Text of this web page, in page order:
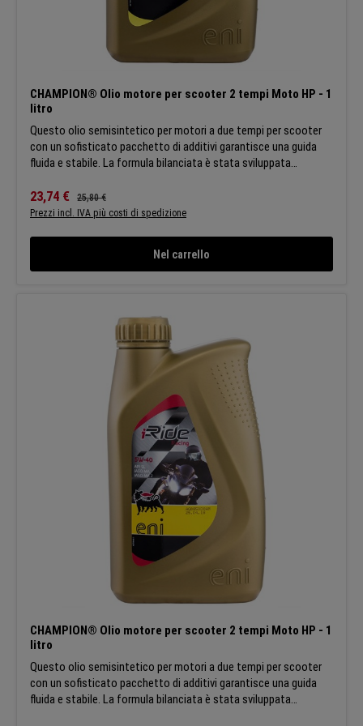
CHAMPION® Olio motore per scooter 2 tempi Moto HP - 1
litro
Questo olio semisintetico per motori a due tempi per scooter
con un sofisticato pacchetto di additivi garantisce una guida
fluida e stabile. La formula bilanciata è stata sviluppata
comfort di guida ottimale. APPLICAZIONI:Questo lubrificante è
stato sviluppato per i motori degli scooter a due tempi. Segui le
proprietà protettive dell'olio SPECIFICHE:API TC ISO L-EGD
JASO FC JASO FD Champion si riserva il diritto di modificare le
Prezzo di vendita:
23,74 € Prezzo normale:
25,80 €
Prezzi incl. IVA più costi di spedizione
Nel carrello
CHAMPION® Olio motore per scooter 2 tempi Moto HP - 1
litro
Questo olio semisintetico per motori a due tempi per scooter
con un sofisticato pacchetto di additivi garantisce una guida
fluida e stabile. La formula bilanciata è stata sviluppata